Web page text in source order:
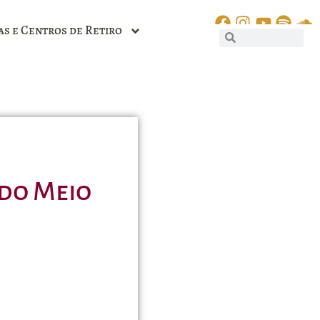
e Centros de Retiro
Meio